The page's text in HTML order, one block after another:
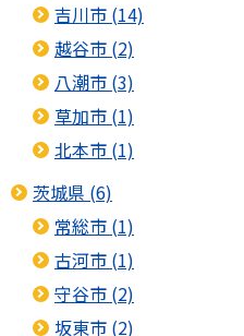
吉川市 (14)
越谷市 (2)
八潮市 (3)
草加市 (1)
北本市 (1)
茨城県 (6)
常総市 (1)
古河市 (1)
守谷市 (2)
坂東市 (2)